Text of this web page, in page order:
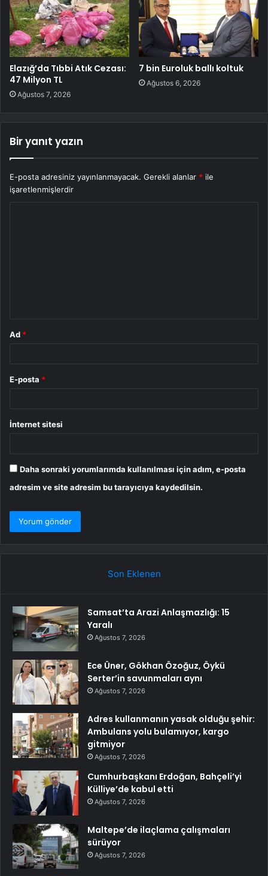
Elazığ’da Tıbbi Atık Cezası:
47 Milyon TL
Ağustos 7, 2026
7 bin Euroluk ballı koltuk
Ağustos 6, 2026
Bir yanıt yazın
E-posta adresiniz yayınlanmayacak. Gerekli alanlar * ile
işaretlenmişlerdir
Ad *
E-posta *
İnternet sitesi
Daha sonraki yorumlarımda kullanılması için adım, e-posta
adresim ve site adresim bu tarayıcıya kaydedilsin.
Son Eklenen
Samsat’ta Arazi Anlaşmazlığı: 15
Yaralı
Ağustos 7, 2026
Ece Üner, Gökhan Özoğuz, Öykü
Serter’in savunmaları aynı
Ağustos 7, 2026
Adres kullanmanın yasak olduğu şehir:
Ambulans yolu bulamıyor, kargo
gitmiyor
Ağustos 7, 2026
Cumhurbaşkanı Erdoğan, Bahçeli’yi
Külliye’de kabul etti
Ağustos 7, 2026
Maltepe’de ilaçlama çalışmaları
sürüyor
Ağustos 7, 2026